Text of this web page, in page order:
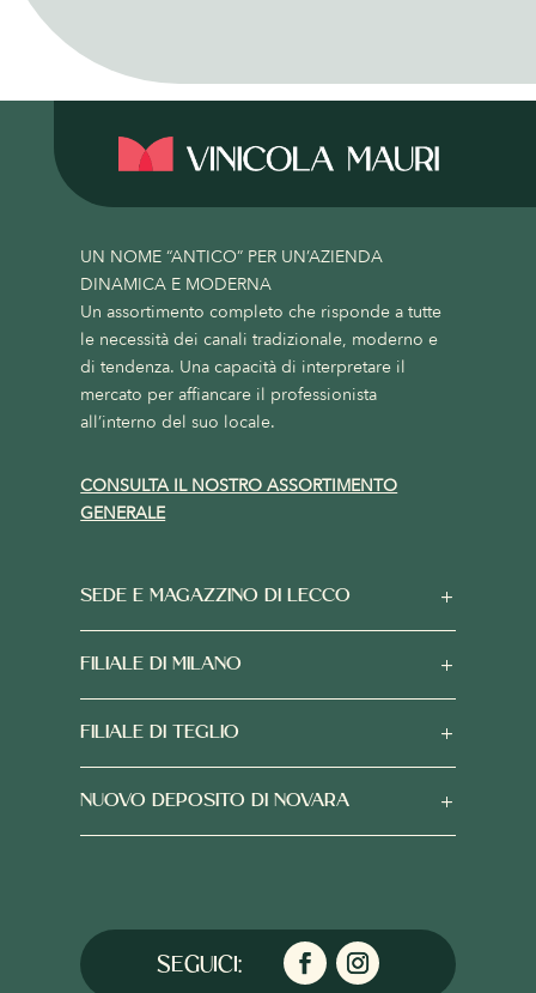
UN NOME “ANTICO” PER UN’AZIENDA
DINAMICA E MODERNA
Un assortimento completo che risponde a tutte
le necessità dei canali tradizionale, moderno e
di tendenza. Una capacità di interpretare il
mercato per affiancare il professionista
all’interno del suo locale.
CONSULTA IL NOSTRO ASSORTIMENTO
GENERALE
SEDE E MAGAZZINO DI LECCO
FILIALE DI MILANO
FILIALE DI TEGLIO
NUOVO DEPOSITO DI NOVARA